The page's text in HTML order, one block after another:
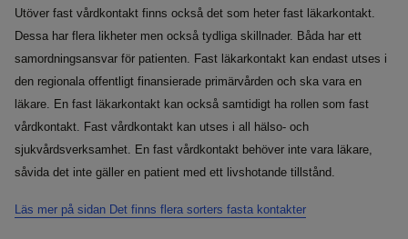
Utöver fast vårdkontakt finns också det som heter fast läkarkontakt.
Dessa har flera likheter men också tydliga skillnader. Båda har ett
samordningsansvar för patienten. Fast läkarkontakt kan endast utses i
den regionala offentligt finansierade primärvården och ska vara en
läkare. En fast läkarkontakt kan också samtidigt ha rollen som fast
vårdkontakt. Fast vårdkontakt kan utses i all hälso- och
sjukvårdsverksamhet. En fast vårdkontakt behöver inte vara läkare,
såvida det inte gäller en patient med ett livshotande tillstånd.
Läs mer på sidan Det finns flera sorters fasta kontakter